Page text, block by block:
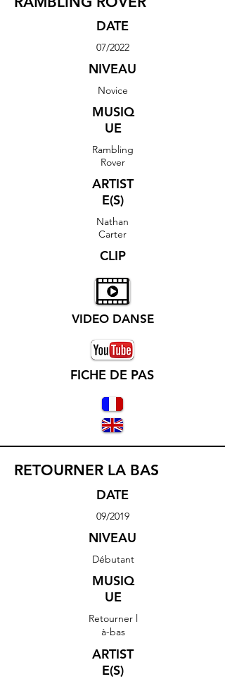
DATE
07/2022
NIVEAU
Novice
MUSIQ
UE
Rambling
Rover
ARTIST
E(S)
Nathan
Carter
CLIP
VIDEO DANSE
FICHE DE PAS
RETOURNER LA BAS
DATE
09/2019
NIVEAU
Débutant
MUSIQ
UE
Retourner l
à-bas
ARTIST
E(S)